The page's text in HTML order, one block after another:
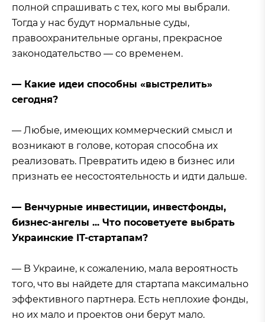
полной спрашивать с тех, кого мы выбрали.
Тогда у нас будут нормальные суды,
правоохранительные органы, прекрасное
законодательство — со временем.
— Какие идеи способны «выстрелить»
сегодня?
— Любые, имеющих коммерческий смысл и
возникают в голове, которая способна их
реализовать. Превратить идею в бизнес или
признать ее несостоятельность и идти дальше.
— Венчурные инвестиции, инвестфонды,
бизнес-ангелы ... Что посоветуете выбрать
Украинские IT-стартапам?
— В Украине, к сожалению, мала вероятность
того, что вы найдете для стартапа максимально
эффективного партнера. Есть неплохие фонды,
но их мало и проектов они берут мало.